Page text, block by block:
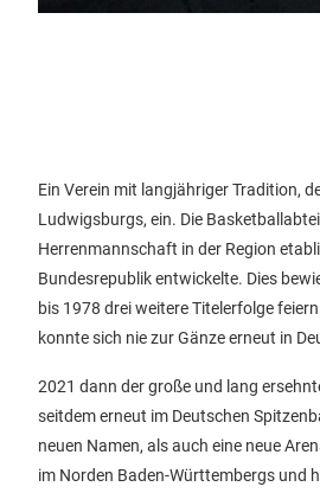
Ein Verein mit langjähriger Tradition,
Ludwigsburgs, ein. Die
Herrenmannschaft in der Region
Bundesrepublik entwickelte. Dies
bis 1978 drei weitere Titelerfolge
konnte sich nie zur Gänze erneut in
2021 dann der große und lang
seitdem erneut im Deutschen
neuen Namen, als auch eine neue
im Norden Baden-Württembergs und